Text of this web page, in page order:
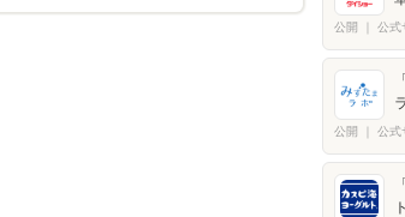
公開 公式
公開 公式